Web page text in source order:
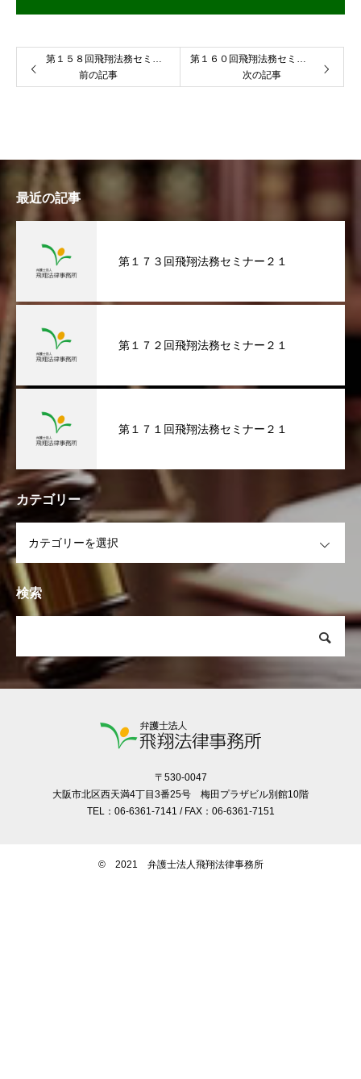
第１５８回飛翔法務セミナー２１
前の記事
第１６０回飛翔法務セミナー２１
次の記事
最近の記事
第１７３回飛翔法務セミナー２１
第１７２回飛翔法務セミナー２１
第１７１回飛翔法務セミナー２１
カテゴリー
検索
〒530-0047
大阪市北区西天満4丁目3番25号 梅田プラザビル別館10階
TEL：06-6361-7141 / FAX：06-6361-7151
© 2021 弁護士法人飛翔法律事務所